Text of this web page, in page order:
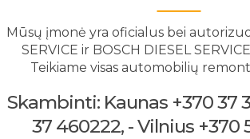
Mūsų įmonė yra oficialus bei
SERVICE ir BOSCH DIESEL
Teikiame visas automobilių
Skambinti: Kaunas +370 37
37 460222, - Vilnius +370